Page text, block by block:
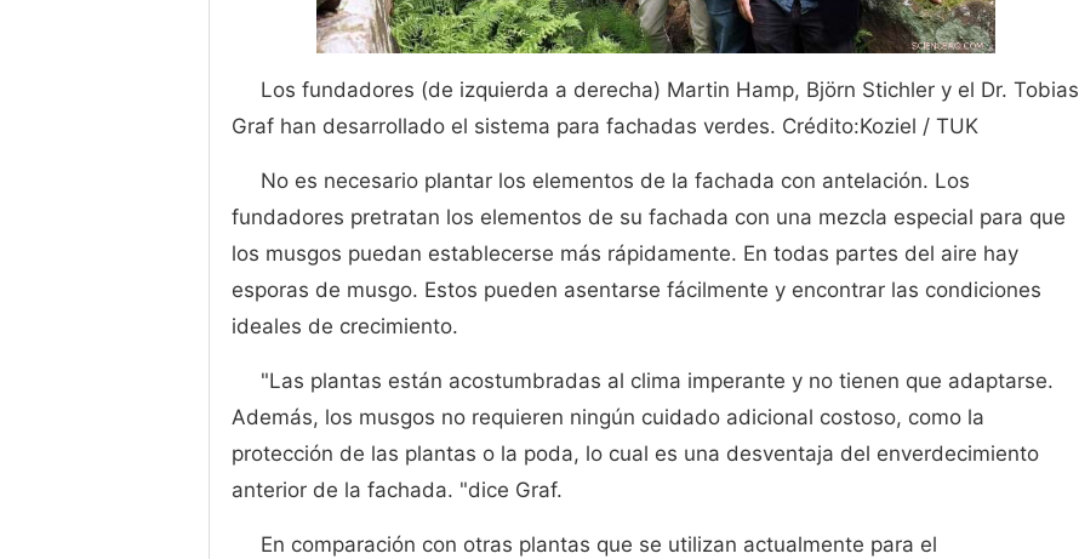
Los fundadores (de izquierda a derecha) Martin Hamp, Björn Stichler y el Dr. Tobias
Graf han desarrollado el sistema para fachadas verdes. Crédito:Koziel / TUK
No es necesario plantar los elementos de la fachada con antelación. Los
fundadores pretratan los elementos de su fachada con una mezcla especial para que
los musgos puedan establecerse más rápidamente. En todas partes del aire hay
esporas de musgo. Estos pueden asentarse fácilmente y encontrar las condiciones
ideales de crecimiento.
"Las plantas están acostumbradas al clima imperante y no tienen que adaptarse.
Además, los musgos no requieren ningún cuidado adicional costoso, como la
protección de las plantas o la poda, lo cual es una desventaja del enverdecimiento
anterior de la fachada. "dice Graf.
En comparación con otras plantas que se utilizan actualmente para el